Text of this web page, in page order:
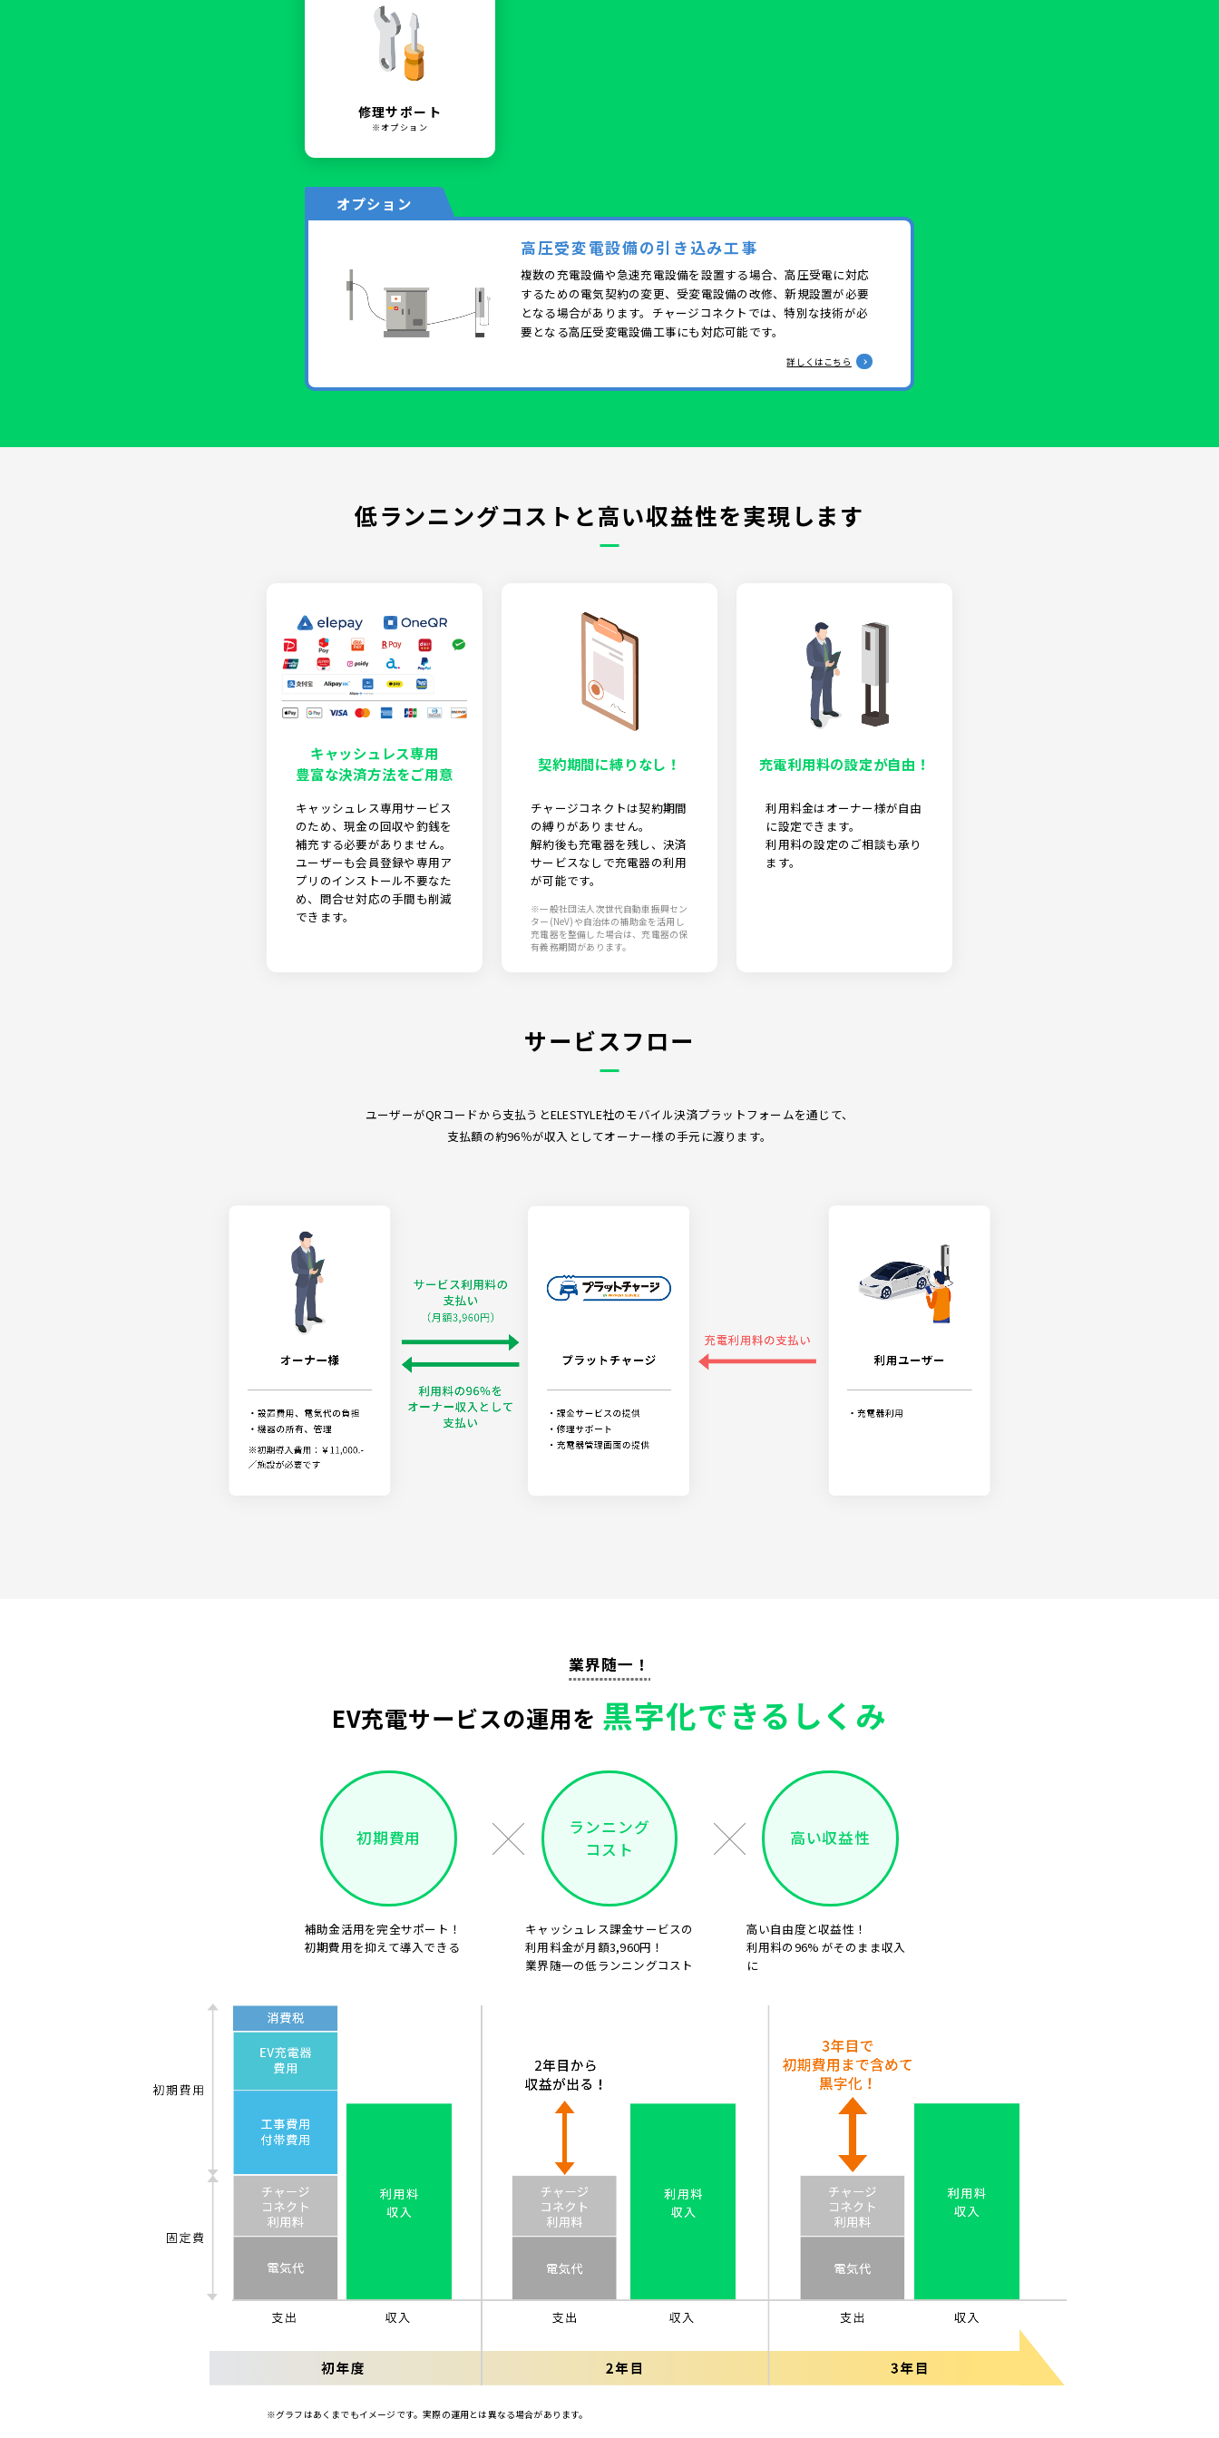
修理サポート
※オプション
オプション
高圧受変電設備の引き込み工事
複数の充電設備や急速充電設備を設置する場合、高圧受電に対応
するための電気契約の変更、受変電設備の改修、新規設置が必要
となる場合があります。チャージコネクトでは、特別な技術が必
要となる高圧受変電設備工事にも対応可能です。
詳しくはこちら
低ランニングコストと高い収益性を実現します
キャッシュレス専用
豊富な決済方法をご用意
キャッシュレス専用サービス
のため、現金の回収や釣銭を
補充する必要がありません。
ユーザーも会員登録や専用ア
プリのインストール不要なた
め、問合せ対応の手間も削減
できます。
契約期間に縛りなし！
チャージコネクトは契約期間
の縛りがありません。
解約後も充電器を残し、決済
サービスなしで充電器の利用
が可能です。
※一般社団法人次世代自動車振興セン
ター(NeV)や自治体の補助金を活用し
充電器を整備した場合は、充電器の保
有義務期間があります。
充電利用料の設定が自由！
利用料金はオーナー様が自由
に設定できます。
利用料の設定のご相談も承り
ます。
サービスフロー
ユーザーがQRコードから支払うとELESTYLE社のモバイル決済プラットフォームを通じて、
支払額の約96％が収入としてオーナー様の手元に渡ります。
業界随一！
EV充電サービスの運用を 黒字化できるしくみ
初期費用
補助金活用を完全サポート！
初期費用を抑えて導入できる
ランニング
コスト
キャッシュレス課金サービスの
利用料金が月額3,960円！
業界随一の低ランニングコスト
高い収益性
高い自由度と収益性！
利用料の96% がそのまま収入
に
※グラフはあくまでもイメージです。実際の運用とは異なる場合があります。